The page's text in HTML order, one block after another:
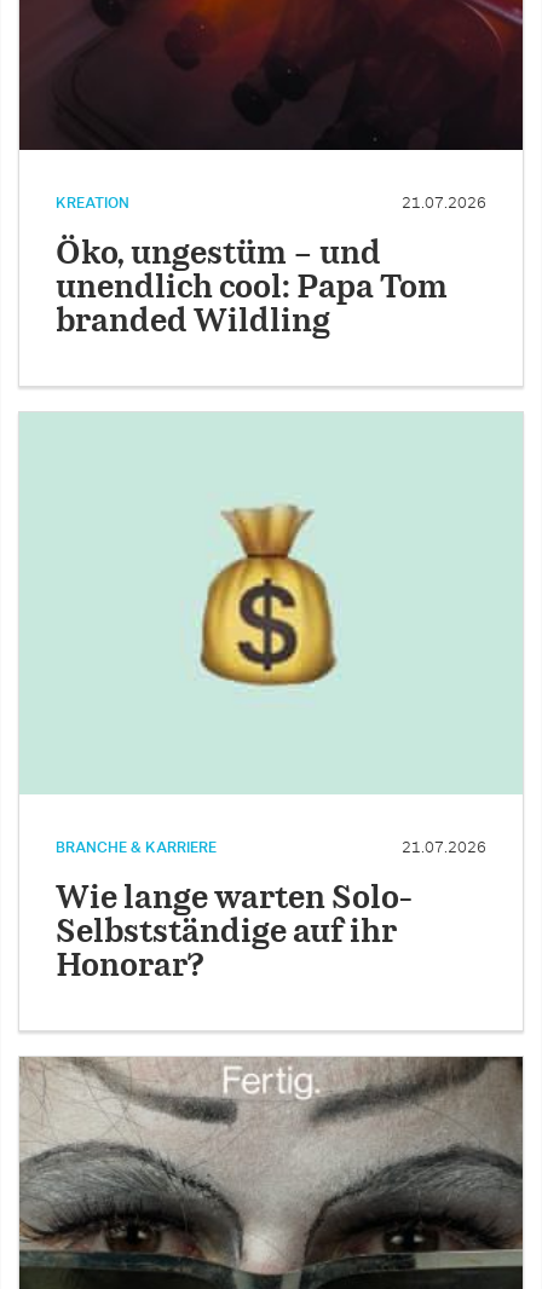
KREATION 21.07.2026
Öko, ungestüm – und
unendlich cool: Papa Tom
branded Wildling
BRANCHE & KARRIERE 21.07.2026
Wie lange warten Solo-
Selbstständige auf ihr
Honorar?